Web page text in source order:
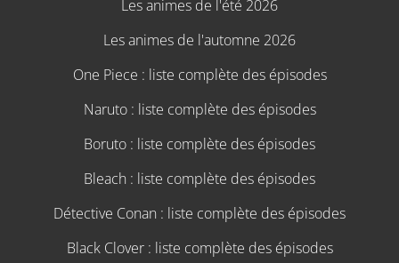
Les animes de l'été 2026
Les animes de l'automne 2026
One Piece : liste complète des épisodes
Naruto : liste complète des épisodes
Boruto : liste complète des épisodes
Bleach : liste complète des épisodes
Détective Conan : liste complète des épisodes
Black Clover : liste complète des épisodes